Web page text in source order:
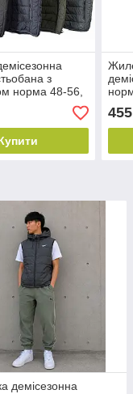
з
норма 48-56,
під час
455
демісезонна